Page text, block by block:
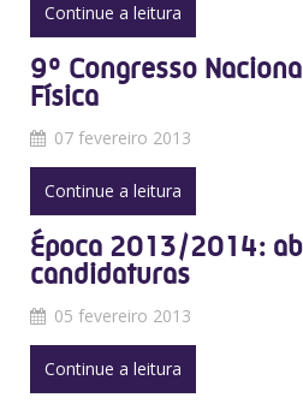
Continue a leitura
9º Congresso
Física
07 fevereiro 2013
Continue a leitura
Época 2013/2014:
candidaturas
05 fevereiro 2013
Continue a leitura